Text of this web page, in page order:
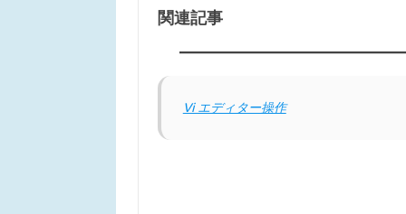
関連記事
Vi エディター操作